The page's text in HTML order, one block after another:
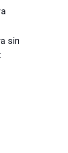
sin